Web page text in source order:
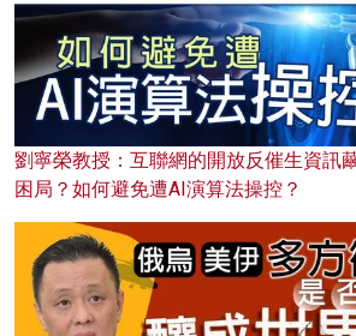
劉寧榮教授：互聯網的開放反催生資訊
困局？如何避免遭AI演算法操控？